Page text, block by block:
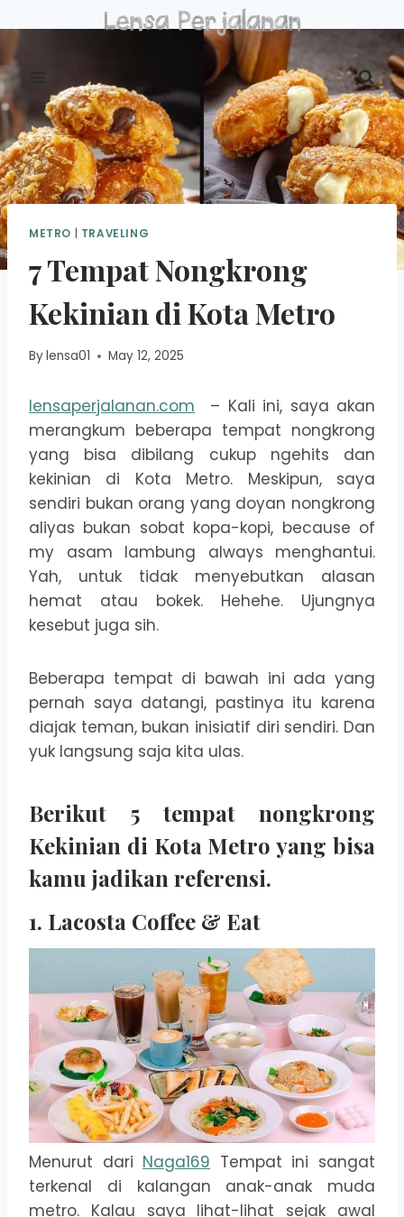
to
content
METRO | TRAVELING
7 Tempat Nongkrong
Kekinian di Kota Metro
Bylensa01 May 12, 2025
lensaperjalanan.com – Kali ini, saya akan
merangkum beberapa tempat nongkrong
yang bisa dibilang cukup ngehits dan
kekinian di Kota Metro. Meskipun, saya
sendiri bukan orang yang doyan nongkrong
aliyas bukan sobat kopa-kopi, because of
my asam lambung always menghantui.
Yah, untuk tidak menyebutkan alasan
hemat atau bokek. Hehehe. Ujungnya
kesebut juga sih.
Beberapa tempat di bawah ini ada yang
pernah saya datangi, pastinya itu karena
diajak teman, bukan inisiatif diri sendiri. Dan
yuk langsung saja kita ulas.
Berikut 5 tempat nongkrong
Kekinian di Kota Metro yang bisa
kamu jadikan referensi.
1. Lacosta Coffee & Eat
Menurut dari Naga169 Tempat ini sangat
terkenal di kalangan anak-anak muda
metro. Kalau saya lihat-lihat sejak awal